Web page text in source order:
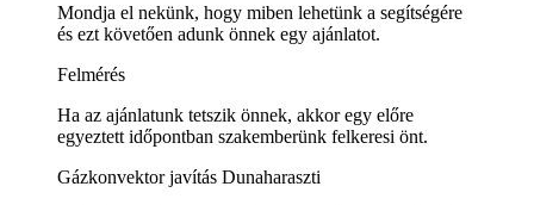
Mondja el nekünk, hogy miben lehetünk a segítségére
és ezt követően adunk önnek egy ajánlatot.
Felmérés
Ha az ajánlatunk tetszik önnek, akkor egy előre
egyeztett időpontban szakemberünk felkeresi önt.
Gázkonvektor javítás Dunaharaszti